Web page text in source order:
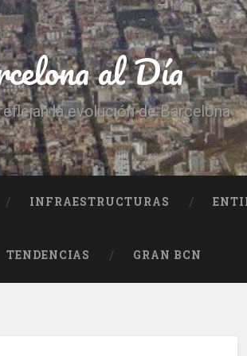
al Día
la evolución de Barcelona
INFRAESTRUCTURAS
TENDENCIAS GRAN BCN